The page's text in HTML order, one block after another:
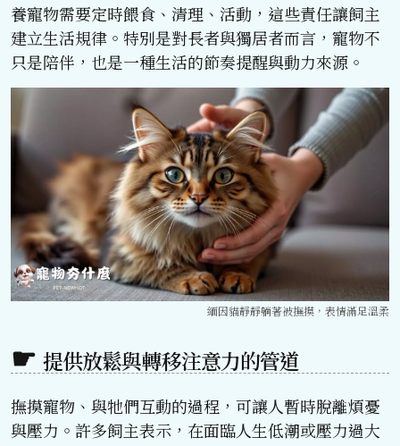
養寵物需要定時餵食、清理、活動，這些責任讓飼主
建立生活規律。特別是對長者與獨居者而言，寵物不
只是陪伴，也是一種生活的節奏提醒與動力來源。
緬因貓靜靜躺著被撫摸，表情滿足溫柔
提供放鬆與轉移注意力的管道
撫摸寵物、與牠們互動的過程，可讓人暫時脫離煩憂
與壓力。許多飼主表示，在面臨人生低潮或壓力過大